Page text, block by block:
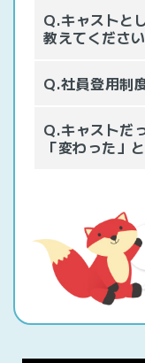
Q.キャストと
教えてください
Q.社員登用制
Q.キャストだ
「変わった」